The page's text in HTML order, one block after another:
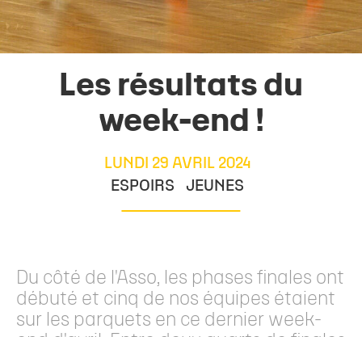
Les résultats du
week-end !
LUNDI 29 AVRIL 2024
ESPOIRS
JEUNES
Du côté de l'Asso, les phases finales ont
débuté et cinq de nos équipes étaient
sur les parquets en ce dernier week-